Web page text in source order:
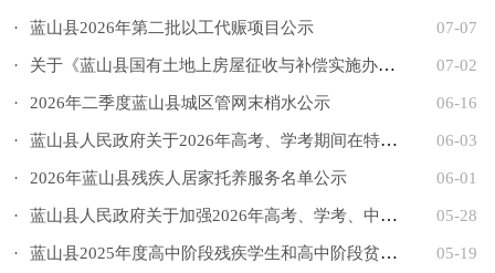
· 蓝山县2026年第二批以工代赈项目公示 07-07
· 关于《蓝山县国有土地上房屋征收与补偿实施办法（征求意... 07-02
· 2026年二季度蓝山县城区管网末梢水公示 06-16
· 蓝山县人民政府关于2026年高考、学考期间在特定区域临时... 06-03
· 2026年蓝山县残疾人居家托养服务名单公示 06-01
· 蓝山县人民政府关于加强2026年高考、学考、中考期间考点... 05-28
· 蓝山县2025年度高中阶段残疾学生和高中阶段贫困残疾人家... 05-19